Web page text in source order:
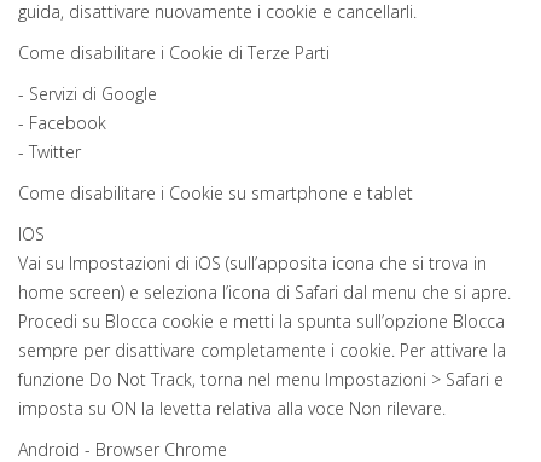
guida, disattivare nuovamente i cookie e cancellarli.
Come disabilitare i Cookie di Terze Parti
- Servizi di Google
- Facebook
- Twitter
Come disabilitare i Cookie su smartphone e tablet
IOS
Vai su Impostazioni di iOS (sull’apposita icona che si trova in
home screen) e seleziona l’icona di Safari dal menu che si apre.
Procedi su Blocca cookie e metti la spunta sull’opzione Blocca
sempre per disattivare completamente i cookie. Per attivare la
funzione Do Not Track, torna nel menu Impostazioni > Safari e
imposta su ON la levetta relativa alla voce Non rilevare.
Android - Browser Chrome